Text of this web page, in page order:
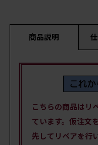
商品説明
こちらの商品はリ
ています。仮注文
先してリペアを行